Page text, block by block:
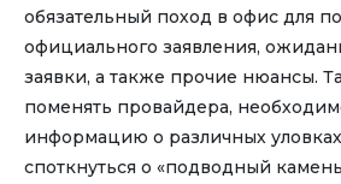
обязательный поход в офис для
официального заявления,
заявки, а также прочие нюансы.
поменять провайдера,
информацию о различных
споткнуться о «подводный